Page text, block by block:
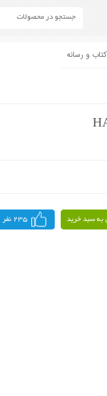
کتاب و رسانه
به سبد خرید 235 نفر